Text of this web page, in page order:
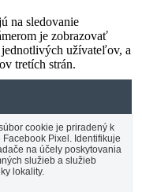
na sledovanie
je zobrazovať
jednotlivých užívateľov, a
tretích strán.
cookie je priradený k
Facebook Pixel. Identifikuje
na účely poskytovania
služieb a služieb
lokality.